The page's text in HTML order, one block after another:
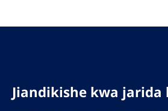
Jiandikishe kwa jarida